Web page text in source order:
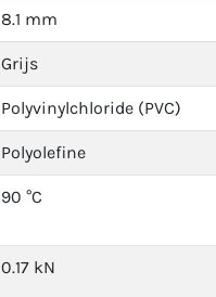
8.1 mm
Grijs
Polyvinylchloride (PVC)
Polyolefine
90 °C
0.17 kN